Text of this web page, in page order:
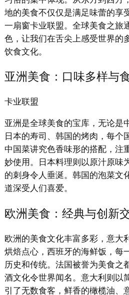
地的美食不仅仅是满足味蕾的享
一扇窗卡业联盟。全球美食之旅
色，让我们在舌尖上感受世界的
饮食文化。
亚洲美食：口味多样与
卡业联盟
亚洲是全球美食的宝库，无论是
日本的寿司、韩国的烤肉，每个
中国菜讲究色香味形的搭配，注
妙使用。日本料理则以原汁原味
的刺身令人垂涎。韩国的泡菜文
道深受人们喜爱。
欧洲美食：经典与创新
欧洲的美食文化丰富多彩，意大
烘焙点心，西班牙的海鲜饭，每
历史和传统。法国被誉为美食之
酒文化令世界闻名。意大利则以
引了无数食客，鲜香的橄榄油、